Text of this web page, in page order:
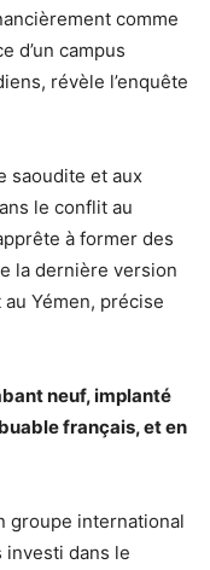
comme
d’un campus
révèle l’enquête
saoudite et aux
le conflit au
à former des
la dernière version
Yémen, précise
neuf, implanté
français, et en
groupe inter­na­tio­nal
investi dans le